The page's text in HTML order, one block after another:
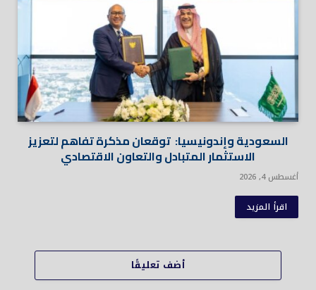
السعودية وإندونيسيا: توقعان مذكرة تفاهم لتعزيز
الاستثمار المتبادل والتعاون الاقتصادي
أغسطس 4, 2026
اقرأ المزيد
أضف تعليقًا